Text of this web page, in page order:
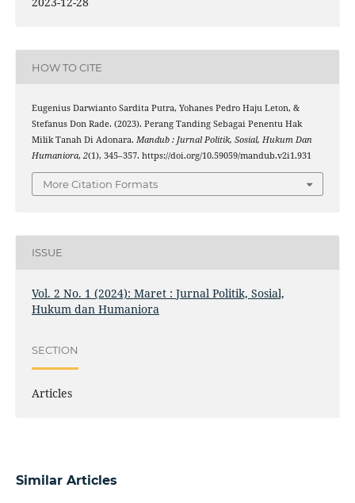
HOW TO CITE
Eugenius Darwianto Sardita Putra, Yohanes Pedro Haju Leton, &
Stefanus Don Rade. (2023). Perang Tanding Sebagai Penentu Hak
Milik Tanah Di Adonara. Mandub : Jurnal Politik, Sosial, Hukum Dan
Humaniora, 2(1), 345–357. https://doi.org/10.59059/mandub.v2i1.931
More Citation Formats
ISSUE
Vol. 2 No. 1 (2024): Maret : Jurnal Politik, Sosial,
Hukum dan Humaniora
SECTION
Articles
Similar Articles